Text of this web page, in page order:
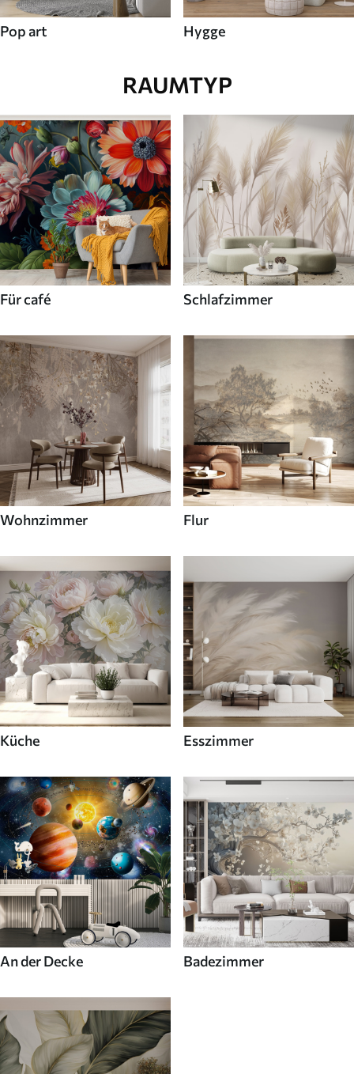
Pop art Hygge
RAUMTYP
Für café Schlafzimmer
Wohnzimmer Flur
Küche Esszimmer
An der Decke Badezimmer